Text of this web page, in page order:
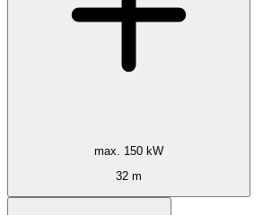
max. 150 kW
32 m